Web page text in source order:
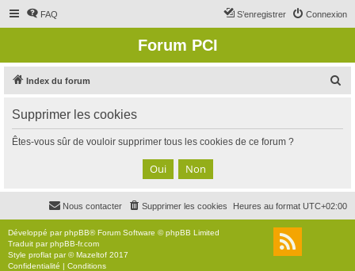
FAQ Connexion
S’enregistrer
Forum PCI
Index du forum
c
Supprimer les cookies
Êtes-vous sûr de vouloir supprimer tous les cookies de ce forum ?
Heures au format UTC+02:00
Supprimer les cookies
Nous contacter
Développé parphpBB® Forum Software © phpBB Limited
Traduit parphpBB-fr.com
Style proflat par ©Mazeltof 2017
Confidentialité | Conditions